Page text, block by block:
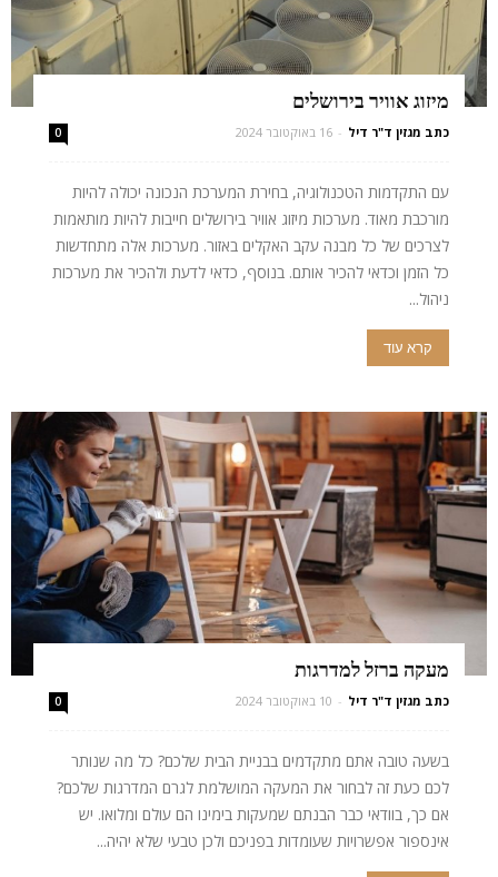
מיזוג אוויר בירושלים
כתב מגזין ד"ר דיל - 16 באוקטובר 2024 0
עם התקדמות הטכנולוגיה, בחירת המערכת הנכונה יכולה להיות
מורכבת מאוד. מערכות מיזוג אוויר בירושלים חייבות להיות מותאמות
לצרכים של כל מבנה עקב האקלים באזור. מערכות אלה מתחדשות
כל הזמן וכדאי להכיר אותם. בנוסף, כדאי לדעת ולהכיר את מערכות
ניהול...
קרא עוד
מעקה ברזל למדרגות
כתב מגזין ד"ר דיל - 10 באוקטובר 2024 0
בשעה טובה אתם מתקדמים בבניית הבית שלכם? כל מה שנותר
לכם כעת זה לבחור את המעקה המושלמת לגרם המדרגות שלכם?
אם כך, בוודאי כבר הבנתם שמעקות בימינו הם עולם ומלואו. יש
אינספור אפשרויות שעומדות בפניכם ולכן טבעי שלא יהיה...